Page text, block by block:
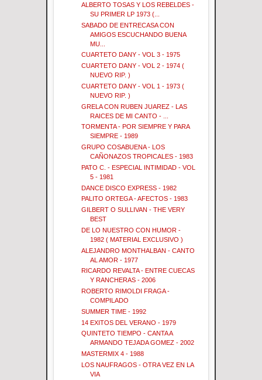
ALBERTO TOSAS Y LOS REBELDES -
SU PRIMER LP 1973 (...
SABADO DE ENTRECASA CON
AMIGOS ESCUCHANDO BUENA
MU...
CUARTETO DANY - VOL 3 - 1975
CUARTETO DANY - VOL 2 - 1974 (
NUEVO RIP. )
CUARTETO DANY - VOL 1 - 1973 (
NUEVO RIP. )
GRELA CON RUBEN JUAREZ - LAS
RAICES DE MI CANTO - ...
TORMENTA - POR SIEMPRE Y PARA
SIEMPRE - 1989
GRUPO COSABUENA - LOS
CAÑONAZOS TROPICALES - 1983
PATO C. - ESPECIAL INTIMIDAD - VOL
5 - 1981
DANCE DISCO EXPRESS - 1982
PALITO ORTEGA - AFECTOS - 1983
GILBERT O SULLIVAN - THE VERY
BEST
DE LO NUESTRO CON HUMOR -
1982 ( MATERIAL EXCLUSIVO )
ALEJANDRO MONTHALBAN - CANTO
AL AMOR - 1977
RICARDO REVALTA - ENTRE CUECAS
Y RANCHERAS - 2006
ROBERTO RIMOLDI FRAGA -
COMPILADO
SUMMER TIME - 1992
14 EXITOS DEL VERANO - 1979
QUINTETO TIEMPO - CANTA A
ARMANDO TEJADA GOMEZ - 2002
MASTERMIX 4 - 1988
LOS NAUFRAGOS - OTRA VEZ EN LA
VIA